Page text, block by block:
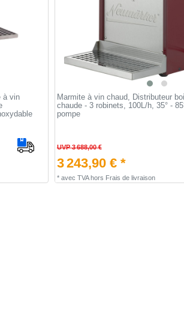
à vin
Marmite à vin chaud, Distributeur
chaude - 3 robinets, 100L/h, 35° -
pompe
UVP 3 688,00 €
3 243,90 € *
* avec TVAhors Frais de livraison